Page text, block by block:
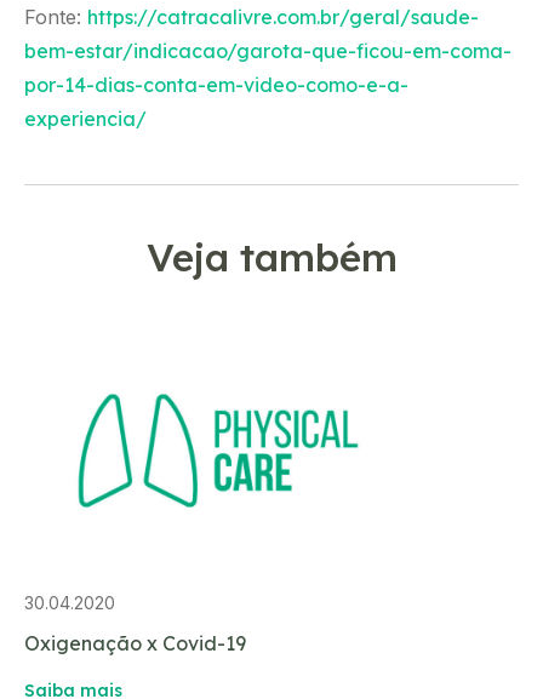
Fonte: https://catracalivre.com.br/geral/saude-
bem-estar/indicacao/garota-que-ficou-em-coma-
por-14-dias-conta-em-video-como-e-a-
experiencia/
Veja também
30.04.2020
Oxigenação x Covid-19
Saiba mais